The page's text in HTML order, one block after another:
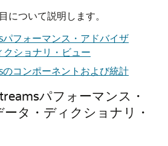
について説明します。
フォーマンス・アドバイザ
ショナリ・ビュー
コンポーネントおよび統計
パフォーマンス・
タ・ディクショナリ・